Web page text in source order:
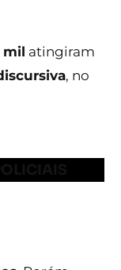
mil atingiram
, no